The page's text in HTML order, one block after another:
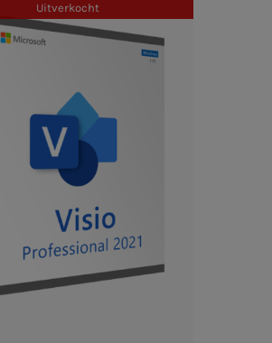
Uitverkocht